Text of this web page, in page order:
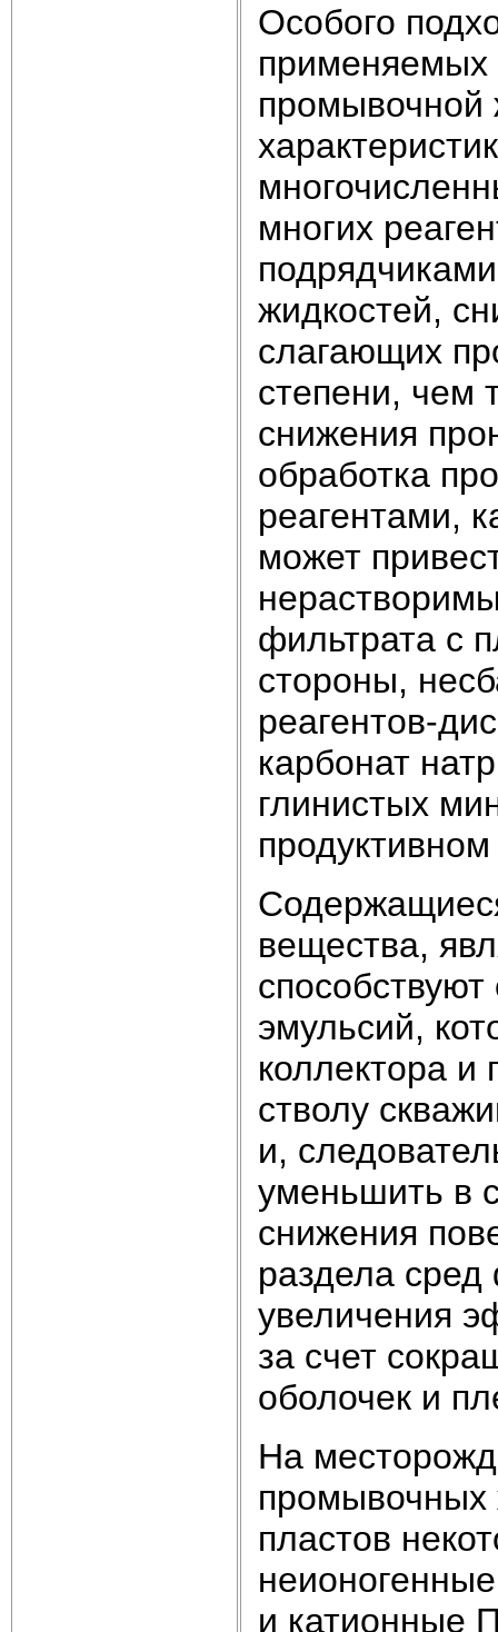
Особого
применяемых
промывочной
многих
жидкостей,
слагающих
степени, чем
снижения
обработка
реагентами,
может
фильтрата с
стороны,
реагентов-
карбонат
глинистых
вещества,
эмульсий,
коллектора и
стволу
и,
уменьшить в
снижения
раздела
увеличения
за счет
оболочек и
На
промывочных
пластов
и катионные